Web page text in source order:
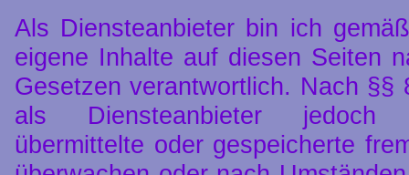
Als Diensteanbieter bin ich
eigene Inhalte auf diesen Seiten
Gesetzen verantwortlich. Nach §§
als Diensteanbieter jedoch
übermittelte oder gespeicherte